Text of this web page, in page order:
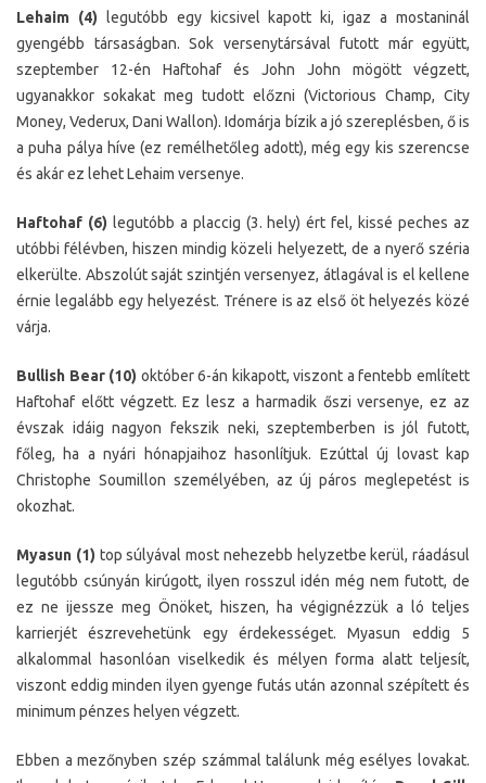
Lehaim (4) legutóbb egy kicsivel kapott ki, igaz a mostaninál
gyengébb társaságban. Sok versenytársával futott már együtt,
szeptember 12-én Haftohaf és John John mögött végzett,
ugyanakkor sokakat meg tudott előzni (Victorious Champ, City
Money, Vederux, Dani Wallon). Idomárja bízik a jó szereplésben, ő is
a puha pálya híve (ez remélhetőleg adott), még egy kis szerencse
és akár ez lehet Lehaim versenye.
Haftohaf (6) legutóbb a placcig (3. hely) ért fel, kissé peches az
utóbbi félévben, hiszen mindig közeli helyezett, de a nyerő széria
elkerülte. Abszolút saját szintjén versenyez, átlagával is el kellene
érnie legalább egy helyezést. Trénere is az első öt helyezés közé
várja.
Bullish Bear (10) október 6-án kikapott, viszont a fentebb említett
Haftohaf előtt végzett. Ez lesz a harmadik őszi versenye, ez az
évszak idáig nagyon fekszik neki, szeptemberben is jól futott,
főleg, ha a nyári hónapjaihoz hasonlítjuk. Ezúttal új lovast kap
Christophe Soumillon személyében, az új páros meglepetést is
okozhat.
Myasun (1) top súlyával most nehezebb helyzetbe kerül, ráadásul
legutóbb csúnyán kirúgott, ilyen rosszul idén még nem futott, de
ez ne ijessze meg Önöket, hiszen, ha végignézzük a ló teljes
karrierjét észrevehetünk egy érdekességet. Myasun eddig 5
alkalommal hasonlóan viselkedik és mélyen forma alatt teljesít,
viszont eddig minden ilyen gyenge futás után azonnal szépített és
minimum pénzes helyen végzett.
Ebben a mezőnyben szép számmal találunk még esélyes lovakat.